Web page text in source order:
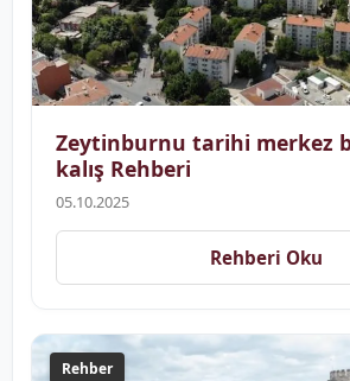
Zeytinburnu tarihi merkez
kalış Rehberi
05.10.2025
Rehberi Oku
Rehber